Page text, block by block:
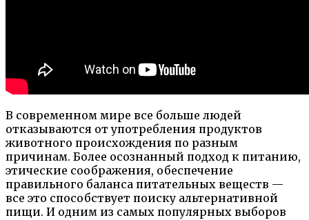
В современном мире все больше людей
отказываются от употребления продуктов
животного происхождения по разным
причинам. Более осознанный подход к питанию,
этические соображения, обеспечение
правильного баланса питательных веществ —
все это способствует поиску альтернативной
пищи. И одним из самых популярных выборов